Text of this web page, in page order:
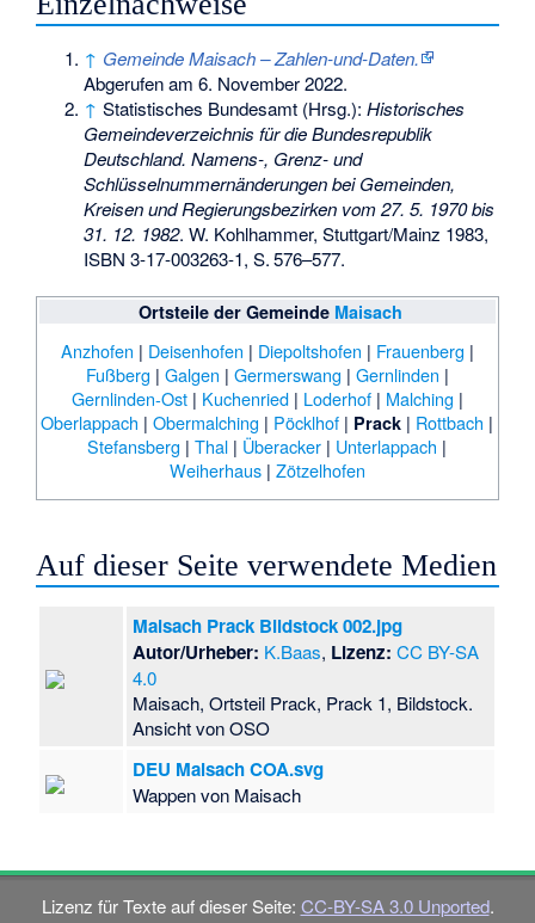
↑ Gemeinde Maisach – Zahlen-und-Daten.
Abgerufen am 6. November 2022.
↑ Statistisches Bundesamt (Hrsg.):Historisches
Gemeindeverzeichnis für die Bundesrepublik
Deutschland. Namens-, Grenz- und
Schlüsselnummernänderungen bei Gemeinden,
Kreisen und Regierungsbezirken vom 27. 5. 1970 bis
31. 12. 1982. W. Kohlhammer, Stuttgart/Mainz 1983,
ISBN 3-17-003263-1,S. 576–577.
Ortsteile der Gemeinde Maisach
Anzhofen | Deisenhofen | Diepoltshofen | Frauenberg |
Fußberg | Galgen | Germerswang | Gernlinden |
Gernlinden-Ost| Kuchenried| Loderhof| Malching |
Oberlappach |Obermalching | Pöcklhof | Prack | Rottbach |
Stefansberg |Thal | Überacker | Unterlappach |
Weiherhaus| Zötzelhofen
Auf dieser Seite verwendete Medien
Maisach Prack Bildstock 002.jpg
Autor/Urheber: K.Baas, Lizenz: CC BY-SA
4.0
Maisach, Ortsteil Prack, Prack 1, Bildstock.
Ansicht von OSO
DEU Maisach COA.svg
Wappen von Maisach
Lizenz für Texte auf dieser Seite: CC-BY-SA 3.0 Unported.